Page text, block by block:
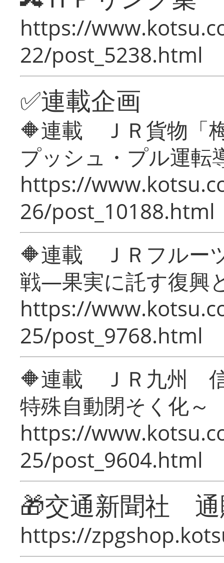
https://
22/post_5238.html
✅連載企画
🔶連載 ＪＲ貨物「
プッシュ・プル運転
https://
26/post_10188.html
🔶連載 ＪＲフルー
戦―果実に託す復興
https://
25/post_9768.html
🔶連載 ＪＲ九州 信
特殊自動閉そく化～
https://
25/post_9604.html
🎁交通新聞社
https://